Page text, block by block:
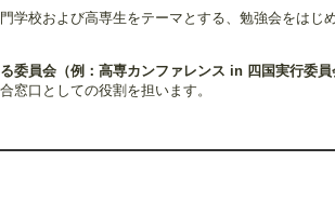
学校および高専生をテーマとする、勉強会をは
員会（例：高専カンファレンス in 四国実行委員
窓口としての役割を担います。